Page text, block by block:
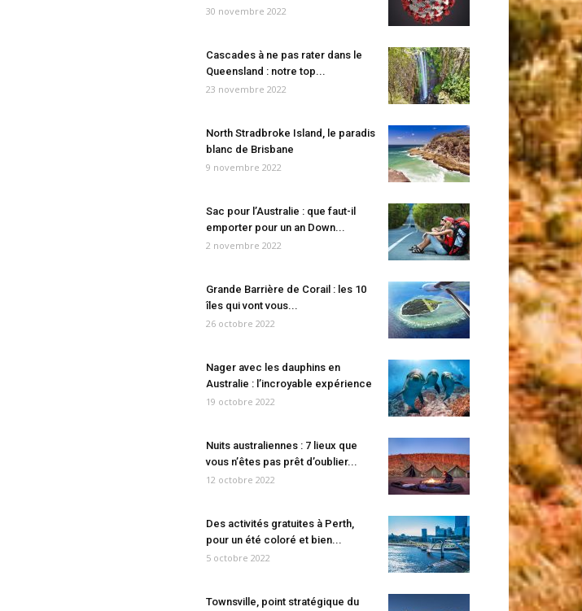
30 novembre 2022
Cascades à ne pas rater dans le
Queensland : notre top...
23 novembre 2022
North Stradbroke Island, le paradis
blanc de Brisbane
9 novembre 2022
Sac pour l’Australie : que faut-il
emporter pour un an Down...
2 novembre 2022
Grande Barrière de Corail : les 10
îles qui vont vous...
26 octobre 2022
Nager avec les dauphins en
Australie : l’incroyable expérience
19 octobre 2022
Nuits australiennes : 7 lieux que
vous n’êtes pas prêt d’oublier...
12 octobre 2022
Des activités gratuites à Perth,
pour un été coloré et bien...
5 octobre 2022
Townsville, point stratégique du